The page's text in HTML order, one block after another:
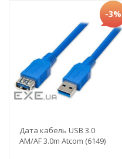
-3%
Дата кабель USB 3.0
AM/AF 3.0m Atcom (6149)